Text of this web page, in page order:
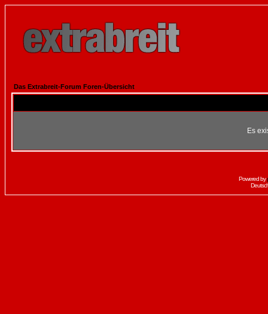
Das Extrabreit-Forum Foren-Übersicht
Es
Powered by